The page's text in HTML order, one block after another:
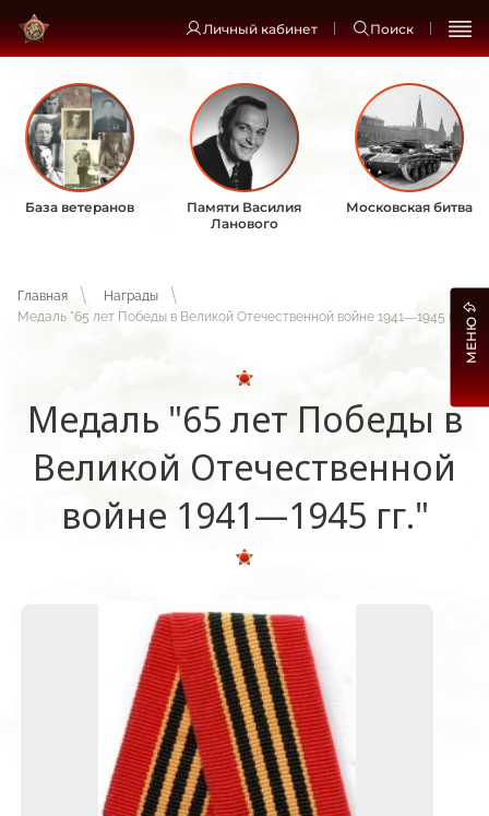
Личный кабинет Поиск
База ветеранов
Памяти Василия
Ланового
Московская битва
Главная
Награды
Медаль "65 лет Победы в Великой Отечественной войне 1941—1945 гг."
Медаль "65 лет Победы в
Великой Отечественной
войне 1941—1945 гг."
МЕНЮ